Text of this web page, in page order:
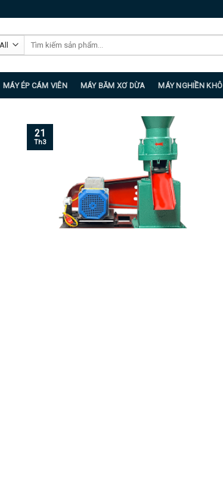
Tìm
MÁY ÉP CÁM VIÊN MÁY BĂM XƠ DỪA MÁY NGHIỀN KHÔ
21
Th3